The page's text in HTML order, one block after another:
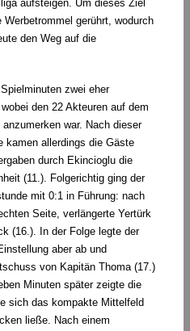
aufsteigen. Um dieses Ziel
gerührt, wodurch
den Weg auf die
zwei eher
den 22 Akteuren auf dem
war. Nach dieser
kamen allerdings die Gäste
durch Ekincioglu die
(11.). Folgerichtig ging der
mit 0:1 in Führung: nach
Seite, verlängerte Yertürk
(16.). In der Folge legte der
aber ab und
von Kapitän Thoma (17.)
Minuten später zeigte die
sich das kompakte Mittelfeld
ließe. Nach einem